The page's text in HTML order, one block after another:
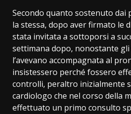
Secondo quanto sostenuto dai
la stessa, dopo aver firmato le
stata invitata a sottoporsi a
settimana dopo, nonostante
l’avevano accompagnata al
insistessero perché fossero
controlli, peraltro inizialmente
cardiologo che nel corso della
effettuato un primo consulto